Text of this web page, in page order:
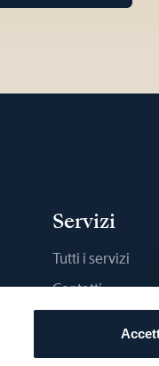
Servizi
Tutti i servizi
Contatti